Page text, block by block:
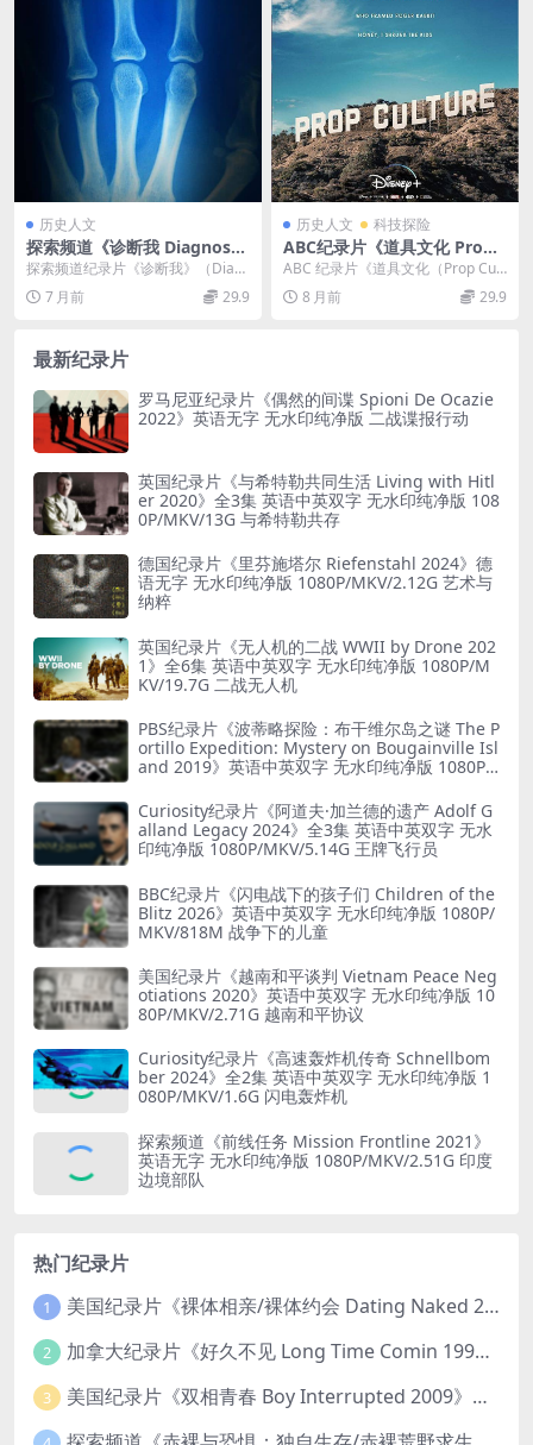
历史人文
探索频道《诊断我 Diagnose
Me 2015》全8集 英语中英双
字 无水印纯净版 1080P/MK
V/20.1G 对抗顽疾
探索频道纪录片《诊断我》（Diag
nose Me 2015） 全 8 集 | 英...
7 月前 29.9
历史人文 科技探险
ABC纪录片《道具文化 Prop
Culture 2020》第一季全8集
英语英字 官方纯净版 1080P/
MKV/15.5G 道具艺术品
ABC 纪录片《道具文化（Prop Cult
ure）2020》第一季共 8 集，...
8 月前 29.9
最新纪录片
罗马尼亚纪录片《偶然的间谍 Spioni De Ocazie
2022》英语无字 无水印纯净版 二战谍报行动
英国纪录片《与希特勒共同生活 Living with Hitl
er 2020》全3集 英语中英双字 无水印纯净版 108
0P/MKV/13G 与希特勒共存
德国纪录片《里芬施塔尔 Riefenstahl 2024》德
语无字 无水印纯净版 1080P/MKV/2.12G 艺术与
纳粹
英国纪录片《无人机的二战 WWII by Drone 202
1》全6集 英语中英双字 无水印纯净版 1080P/M
KV/19.7G 二战无人机
PBS纪录片《波蒂略探险：布干维尔岛之谜 The P
ortillo Expedition: Mystery on Bougainville Isl
and 2019》英语中英双字 无水印纯净版 1080P/
Curiosity纪录片《阿道夫·加兰德的遗产 Adolf G
alland Legacy 2024》全3集 英语中英双字 无水
印纯净版 1080P/MKV/5.14G 王牌飞行员
BBC纪录片《闪电战下的孩子们 Children of the
Blitz 2026》英语中英双字 无水印纯净版 1080P/
MKV/818M 战争下的儿童
美国纪录片《越南和平谈判 Vietnam Peace Neg
otiations 2020》英语中英双字 无水印纯净版 10
80P/MKV/2.71G 越南和平协议
Curiosity纪录片《高速轰炸机传奇 Schnellbom
ber 2024》全2集 英语中英双字 无水印纯净版 1
080P/MKV/1.6G 闪电轰炸机
探索频道《前线任务 Mission Frontline 2021》
英语无字 无水印纯净版 1080P/MKV/2.51G 印度
边境部队
热门纪录片
1 美国纪录片《裸体相亲/裸体约会 Dating Naked 2014-2016》第1-3季全33集 英语中英双字 无水印纯净版 1080P/MKV/85.6G 裸体相亲真人秀
2 加拿大纪录片《好久不见 Long Time Comin 1993》英语中英双字 官方纯净版 1080P/MKV/1G 女同性艺术家
3 美国纪录片《双相青春 Boy Interrupted 2009》英语中英双字 官方纯净版 1080P/MKV/1.43G 青少年躁郁症